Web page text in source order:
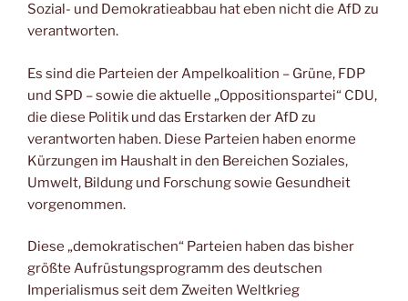
Sozial- und Demokratieabbau hat eben nicht die AfD zu
verantworten.
Es sind die Parteien der Ampelkoalition – Grüne, FDP
und SPD – sowie die aktuelle „Oppositionspartei“ CDU,
die diese Politik und das Erstarken der AfD zu
verantworten haben. Diese Parteien haben enorme
Kürzungen im Haushalt in den Bereichen Soziales,
Umwelt, Bildung und Forschung sowie Gesundheit
vorgenommen.
Diese „demokratischen“ Parteien haben das bisher
größte Aufrüstungsprogramm des deutschen
Imperialismus seit dem Zweiten Weltkrieg